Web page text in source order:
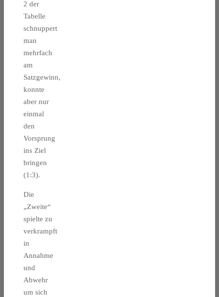
2 der
Tabelle
schnuppert
man
mehrfach
am
Satzgewinn,
konnte
aber nur
einmal
den
Vorsprung
ins Ziel
bringen
(1:3).
Die
„Zweite“
spielte zu
verkrampft
in
Annahme
und
Abwehr
um sich